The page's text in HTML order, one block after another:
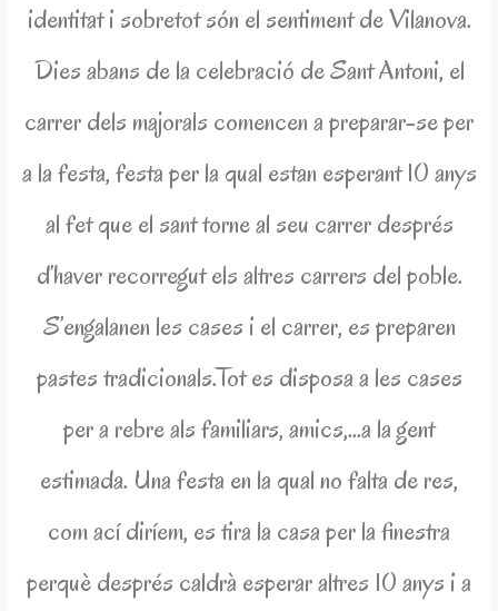
identitat i sobretot són el sentiment de Vilanova.
Dies abans de la celebració de Sant Antoni, el
carrer dels majorals comencen a preparar-se per
a la festa, festa per la qual estan esperant 10 anys
al fet que el sant torne al seu carrer després
d’haver recorregut els altres carrers del poble.
S’engalanen les cases i el carrer, es preparen
pastes tradicionals.Tot es disposa a les cases
per a rebre als familiars, amics,…a la gent
estimada. Una festa en la qual no falta de res,
com ací diríem, es tira la casa per la finestra
perquè després caldrà esperar altres 10 anys i a